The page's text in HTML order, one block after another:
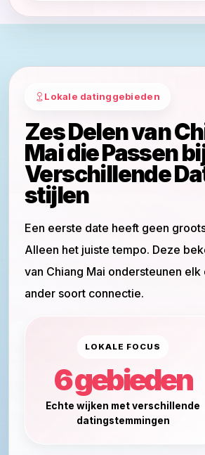
Lokale datinggebieden
Zes Delen van
Mai die Passen
Verschillende
stijlen
Een eerste date heeft geen
Alleen het juiste tempo. Deze
van Chiang Mai ondersteunen elk
ander soort connectie.
LOKALE FOCUS
6 gebieden
Echte wijken met verschillende
datingstemmingen